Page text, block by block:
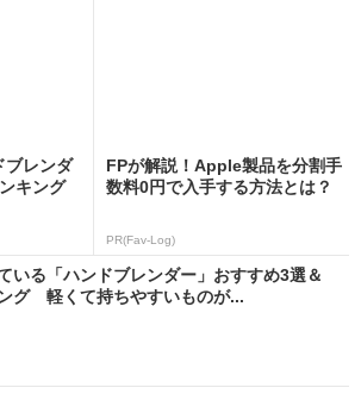
ブレンダ
キング
FPが解説！Apple製品を分割手
数料0円で入手する方法とは？
PR(Fav-Log)
いる「ハンドブレンダー」おすすめ3選＆
グ 軽くて持ちやすいものが...